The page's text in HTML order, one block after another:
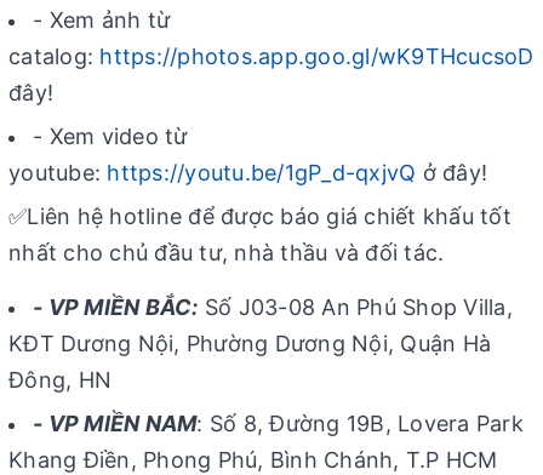
- Xem ảnh từ
catalog: https://photos.app.goo.gl/
đây!
- Xem video từ
youtube: https://youtu.be/1gP_d-qxjvQ ở đây!
✅Liên hệ hotline để được báo giá chiết khấu tốt
nhất cho chủ đầu tư, nhà thầu và đối tác.
- VP MIỀN BẮC: Số J03-08 An Phú Shop Villa,
KĐT Dương Nội, Phường Dương Nội, Quận Hà
Đông, HN
- VP MIỀN NAM: Số 8, Đường 19B, Lovera Park
Khang Điền, Phong Phú, Bình Chánh, T.P HCM